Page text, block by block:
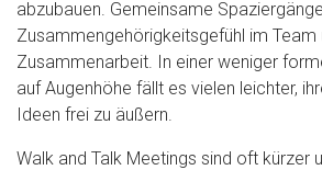
abzubauen. Gemeinsame
Zusammengehörigkeitsgefühl im Team
Zusammenarbeit. In einer weniger
auf Augenhöhe fällt es vielen leichter,
Ideen frei zu äußern.
Walk and Talk Meetings sind oft kürzer